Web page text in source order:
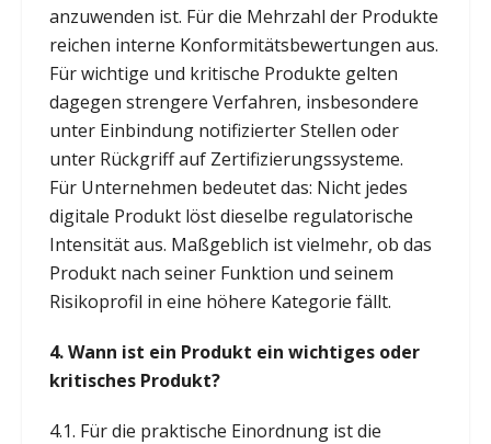
anzuwenden ist. Für die Mehrzahl der Produkte
reichen interne Konformitätsbewertungen aus.
Für wichtige und kritische Produkte gelten
dagegen strengere Verfahren, insbesondere
unter Einbindung notifizierter Stellen oder
unter Rückgriff auf Zertifizierungssysteme.
Für Unternehmen bedeutet das: Nicht jedes
digitale Produkt löst dieselbe regulatorische
Intensität aus. Maßgeblich ist vielmehr, ob das
Produkt nach seiner Funktion und seinem
Risikoprofil in eine höhere Kategorie fällt.
4.Wann ist ein Produkt ein wichtiges oder
kritisches Produkt?
4.1. Für die praktische Einordnung ist die